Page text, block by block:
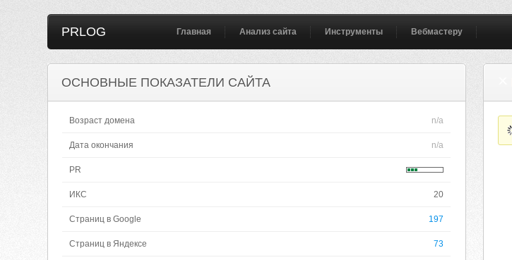
PRLOG Главная Анализ сайта Инструменты Вебмастеру
ОСНОВНЫЕ ПОКАЗАТЕЛИ САЙТА
Возраст домена n/a
Дата окончания n/a
PR
ИКС 20
Страниц в Google 197
Страниц в Яндексе 73